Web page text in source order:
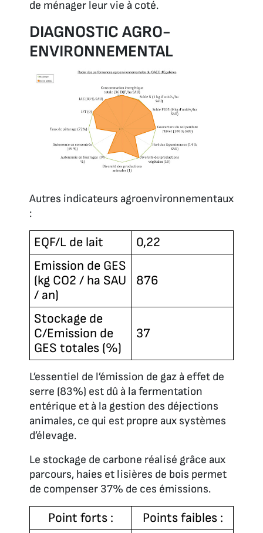
de ménager leur vie à coté.
DIAGNOSTIC AGRO-
ENVIRONNEMENTAL
Autres indicateurs agroenvironnementaux
:
EQF/L de lait
0,22
Emission de GES
(kg CO2 / ha SAU
/ an)
876
Stockage de
C/Emission de
GES totales (%)
37
L’essentiel de l’émission de gaz à effet de
serre (83%) est dû à la fermentation
entérique et à la gestion des déjections
animales, ce qui est propre aux systèmes
d’élevage.
Le stockage de carbone réalisé grâce aux
parcours, haies et lisières de bois permet
de compenser 37% de ces émissions.
Point forts :
Points faibles :